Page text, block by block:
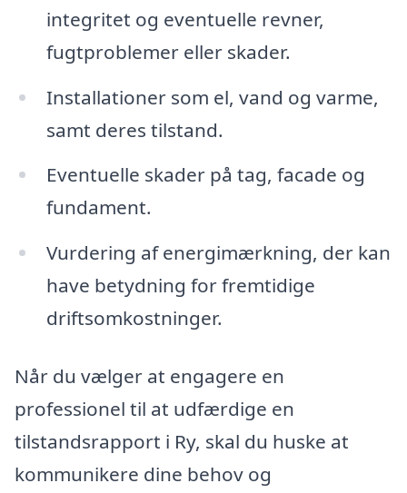
integritet og eventuelle revner,
fugtproblemer eller skader.
Installationer som el, vand og varme,
samt deres tilstand.
Eventuelle skader på tag, facade og
fundament.
Vurdering af energimærkning, der kan
have betydning for fremtidige
driftsomkostninger.
Når du vælger at engagere en
professionel til at udfærdige en
tilstandsrapport i Ry, skal du huske at
kommunikere dine behov og